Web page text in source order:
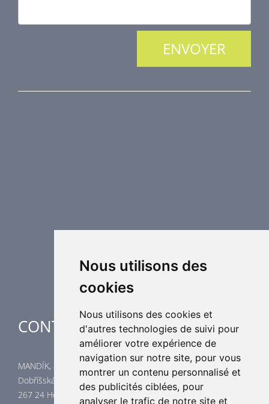
Nous utilisons des
cookies
Nous utilisons des cookies et
d'autres technologies de suivi pour
améliorer votre expérience de
navigation sur notre site, pour vous
montrer un contenu personnalisé et
des publicités ciblées, pour
analyser le trafic de notre site et
Centrales de traitement d´air
Applications spéciales
CONTACTES
MANDÍK, a.s.
Dobříšská 550
267 24 Hostomice